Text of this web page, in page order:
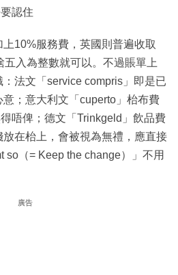
認住
10%服務費，英國則普遍收取
五入為整數就可以。不過賬單上
法文「service compris」即是已
；意大利文「cuperto」枱布費
唔俾；德文「Trinkgeld」飲品費
在枱上，會被視為無禮，應直接
so（= Keep the change）」不用
廣告